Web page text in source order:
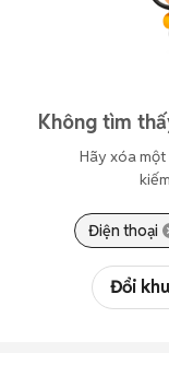
Không tìm
Hãy xóa
Điện thoại
Đổi